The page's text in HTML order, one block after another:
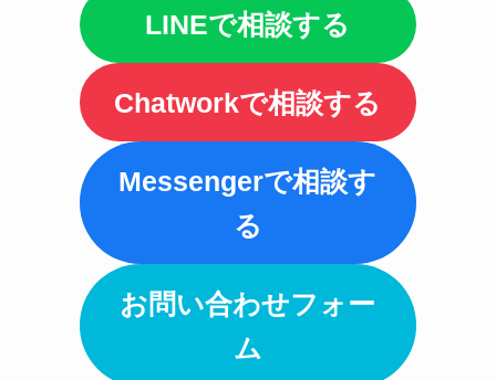
LINEで相談する
Chatworkで相談する
Messengerで相談す
る
お問い合わせフォー
ム